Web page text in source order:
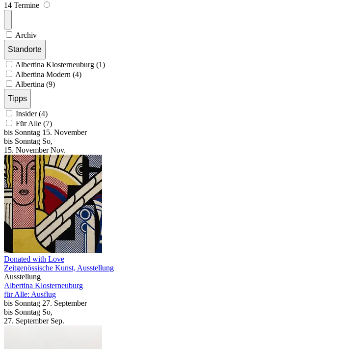
14 Termine
Archiv
Standorte
Albertina Klosterneuburg (1)
Albertina Modern (4)
Albertina (9)
Tipps
Insider (4)
Für Alle (7)
bis Sonntag 15. November
bis Sonntag So,
15. November Nov.
Donated with Love
Zeitgenössische Kunst, Ausstellung
Ausstellung
Albertina Klosterneuburg
für Alle: Ausflug
bis Sonntag 27. September
bis Sonntag So,
27. September Sep.